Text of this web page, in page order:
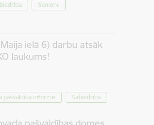
Senior+
ielā 6) darbu atsāk
laukums!
pašvaldība informē
Sabiedrība